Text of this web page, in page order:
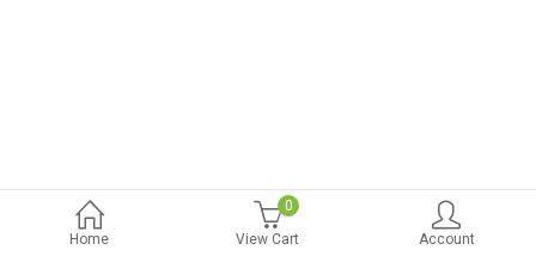
Home
0
View Cart
Account